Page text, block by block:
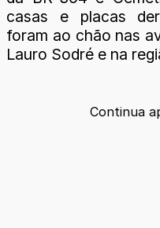
casas e placas
foram ao chão nas
Lauro Sodré e na
Continua